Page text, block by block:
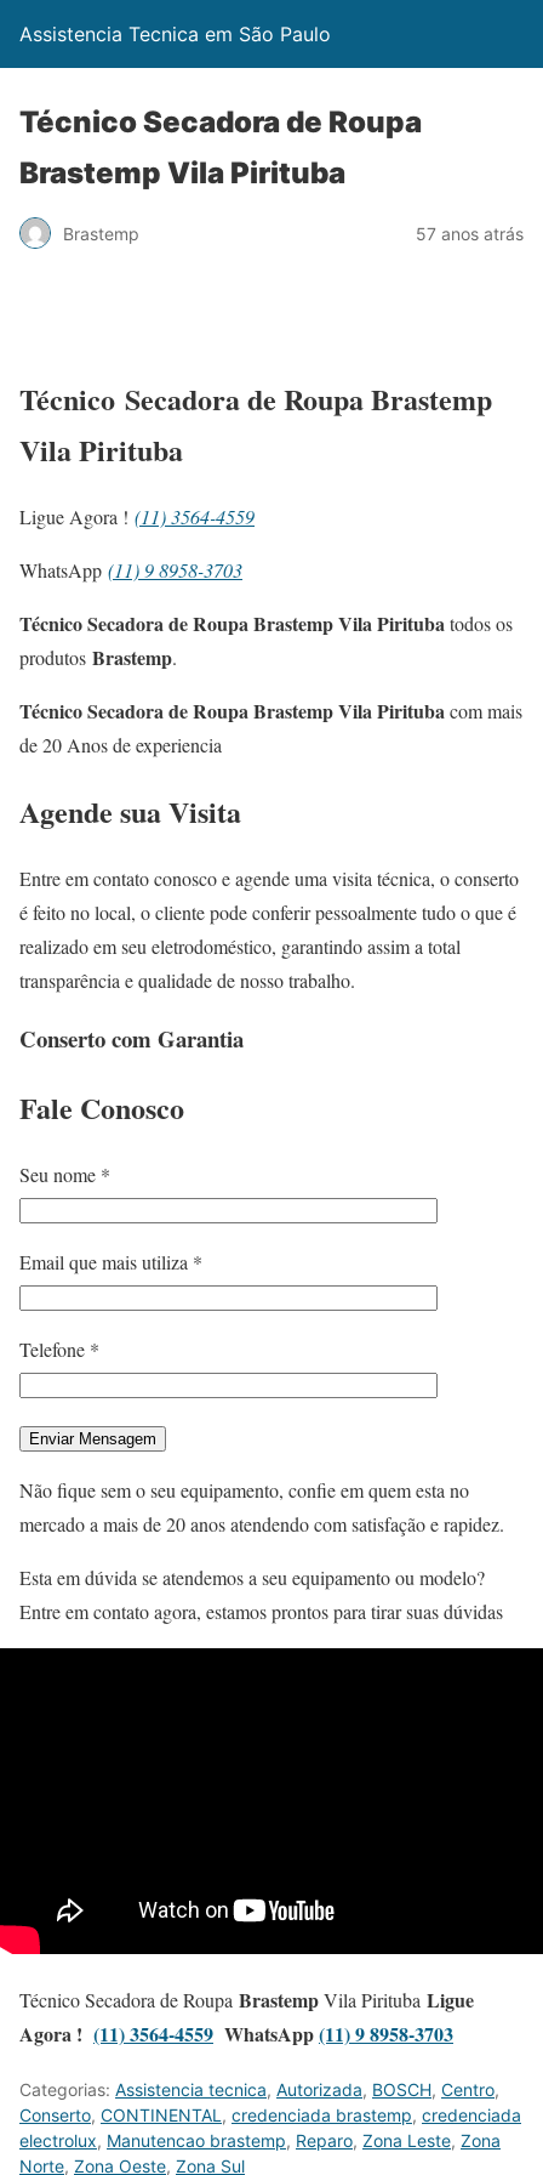
Assistencia Tecnica em São Paulo
Técnico Secadora de Roupa
Brastemp Vila Pirituba
Brastemp 57 anos atrás
Técnico Secadora de Roupa Brastemp
Vila Pirituba
Ligue Agora ! (11) 3564-4559
WhatsApp (11) 9 8958-3703
Técnico Secadora de Roupa Brastemp Vila Piritubatodos os
produtos Brastemp.
Técnico Secadora de Roupa Brastemp Vila Piritubacom mais
de 20 Anos de experiencia
Agende sua Visita
Entre em contato conosco e agende uma visita técnica, o conserto
é feito no local, o cliente pode conferir pessoalmente tudo o que é
realizado em seu eletrodoméstico, garantindo assim a total
transparência e qualidade de nosso trabalho.
Conserto com Garantia
Fale Conosco
Seu nome *
Email que mais utiliza *
Telefone *
Não fique sem o seu equipamento, confie em quem esta no
mercado a mais de 20 anos atendendo com satisfação e rapidez.
Esta em dúvida se atendemos a seu equipamento ou modelo?
Entre em contato agora, estamos prontos para tirar suas dúvidas
Técnico Secadora de Roupa BrastempVila Pirituba Ligue
Agora ! (11) 3564-4559 WhatsApp(11) 9 8958-3703
Categorias: Assistencia tecnica, Autorizada, BOSCH, Centro,
Conserto, CONTINENTAL , credenciada brastemp, credenciada
electrolux, Manutencao brastemp, Reparo, Zona Leste, Zona
Norte, Zona Oeste, Zona Sul